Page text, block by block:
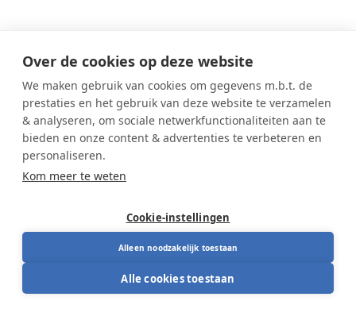
Over de cookies op deze website
We maken gebruik van cookies om gegevens m.b.t. de
prestaties en het gebruik van deze website te verzamelen
& analyseren, om sociale netwerkfunctionaliteiten aan te
bieden en onze content & advertenties te verbeteren en
personaliseren.
Kom meer te weten
Cookie-instellingen
Alleen noodzakelijk toestaan
Alle cookies toestaan
Interstuhl Every 142E/152E/172E
vervangingsonderdeel toppad
armlegger (enkel)
Deze toppad armlegger is een
vervangingsonderdeel voor Interstuhl Every
bureaustoelen. Het onderdeel vervangt de bovenste
armleggerbekleding wanneer deze versleten of
beschadigd is. Ideaal om je bureaustoel opnieuw
Origineel vervangingskussen voor armlegger